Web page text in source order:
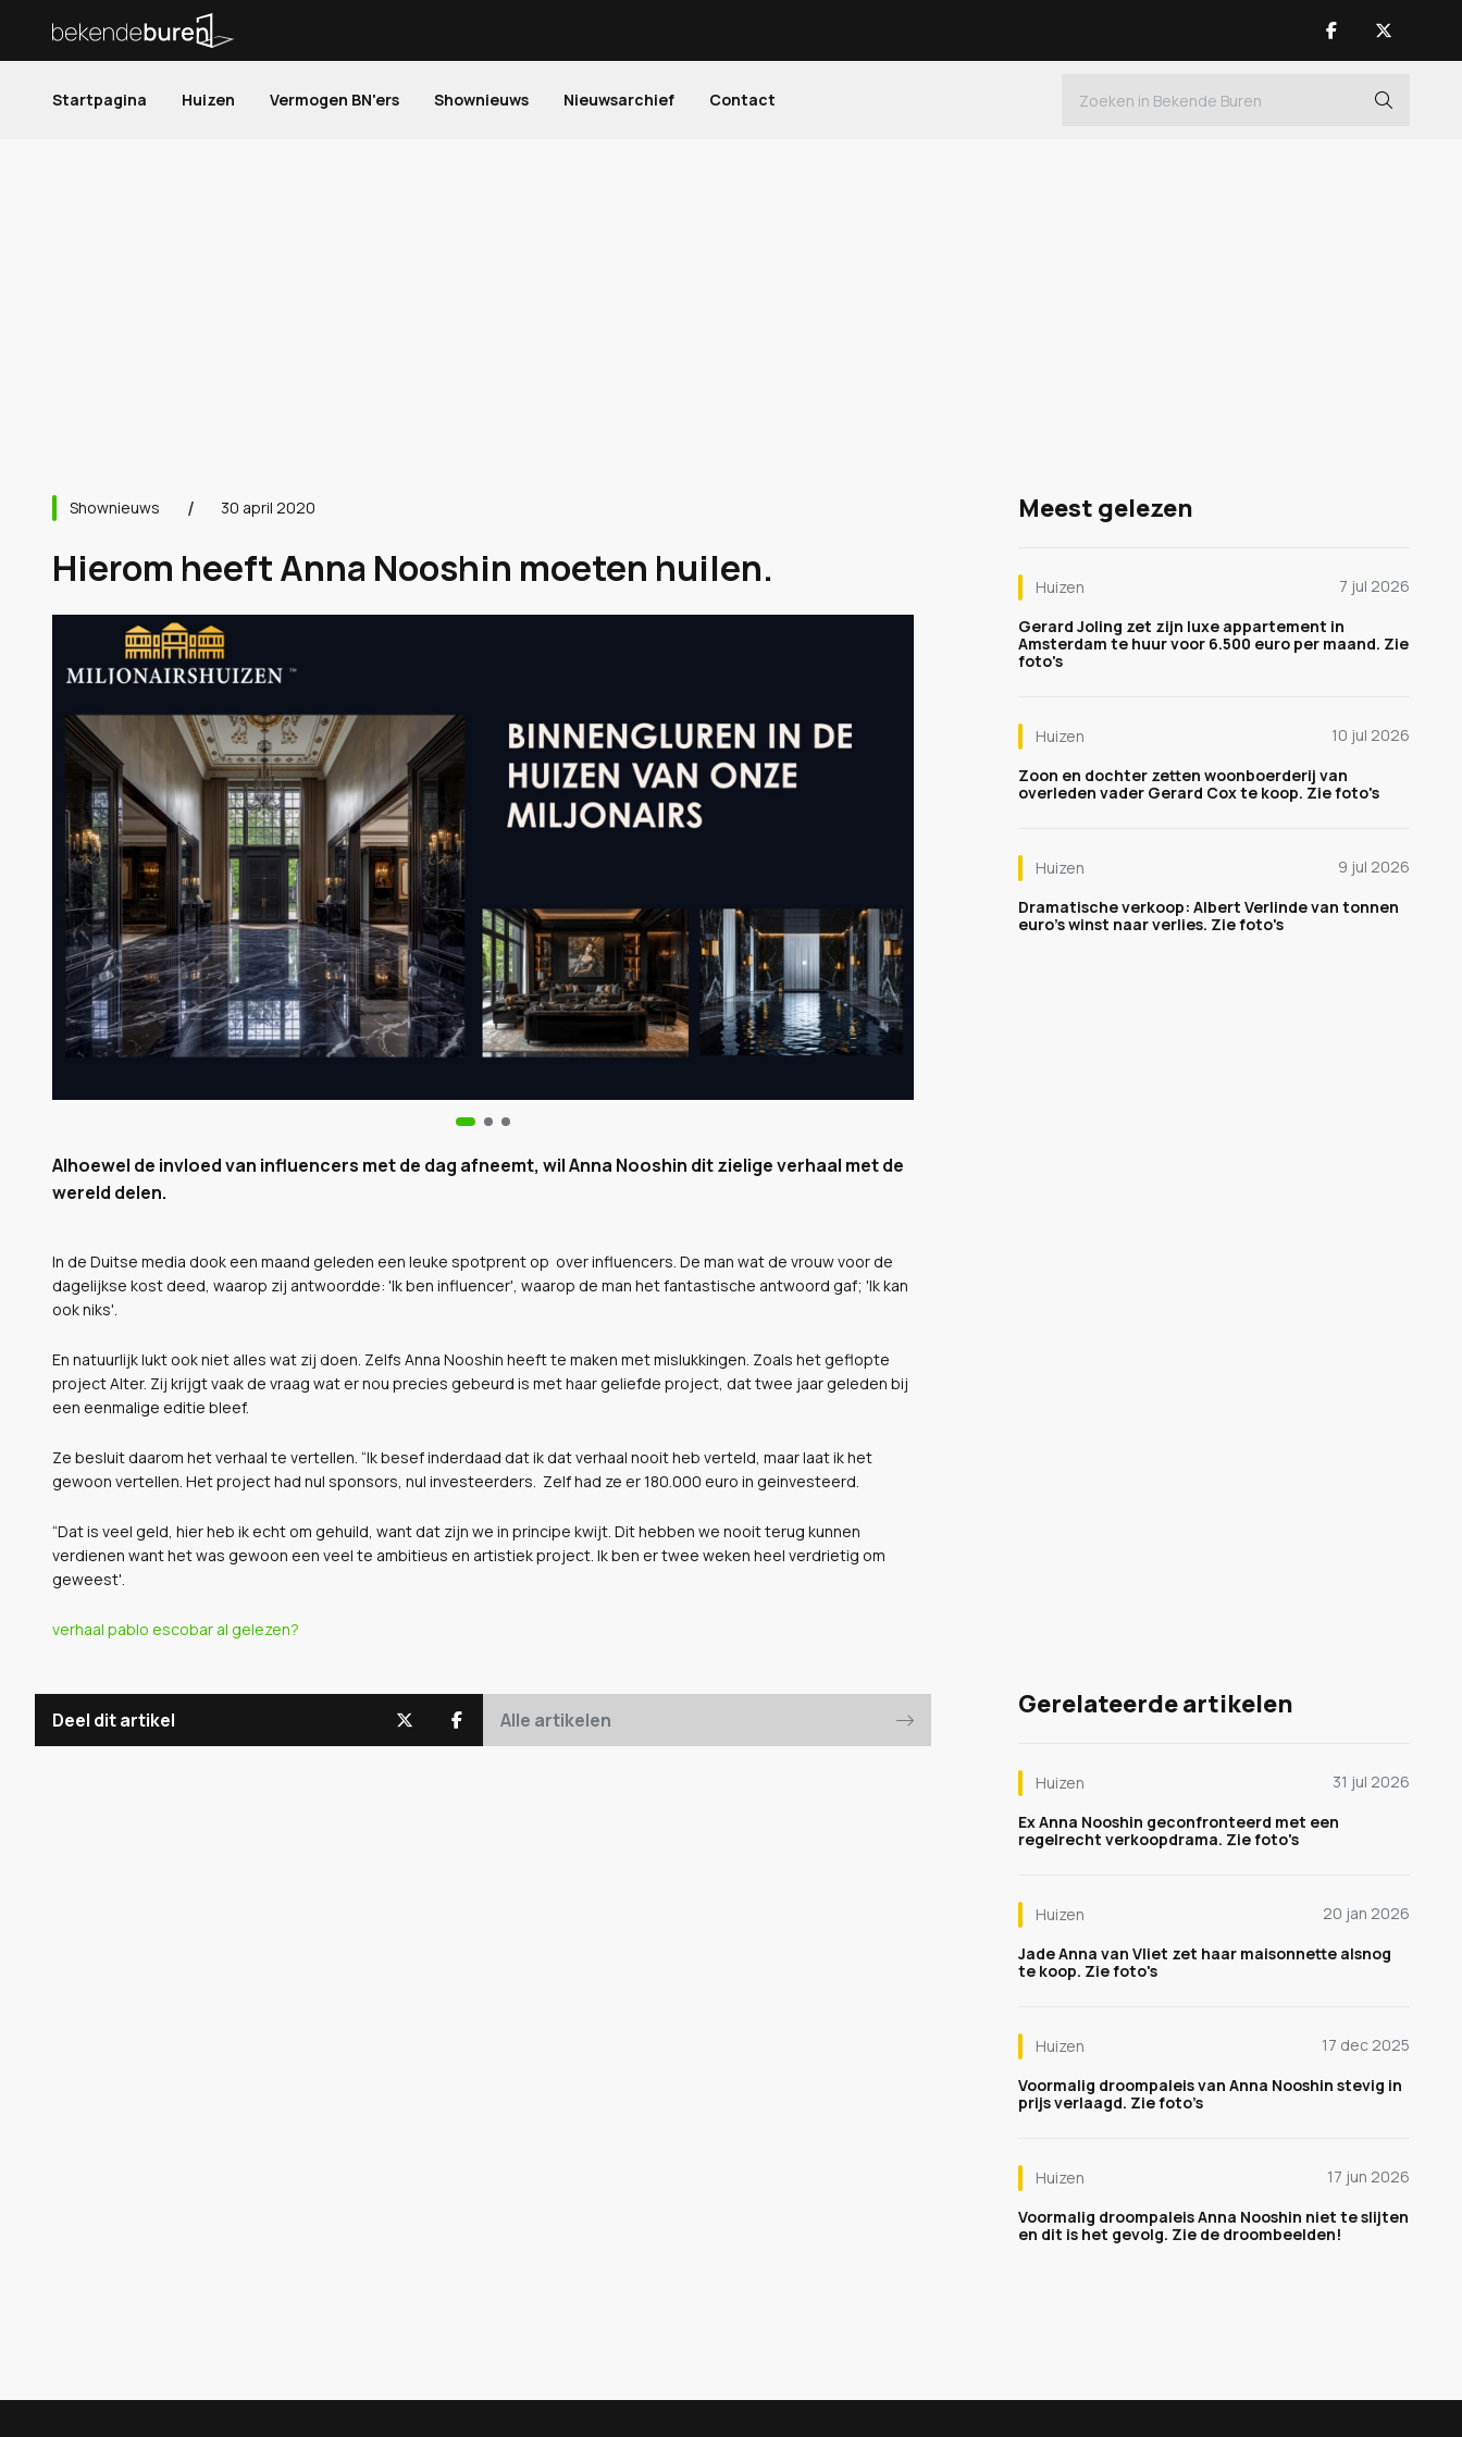
Startpagina Huizen Vermogen BN'ers Shownieuws Nieuwsarchief Contact
Shownieuws 30 april 2020
Hierom heeft Anna Nooshin moeten huilen.
Alhoewel de invloed van influencers met de dag afneemt, wil Anna Nooshin dit zielige verhaal met de
wereld delen.
In de Duitse media dook een maand geleden een leuke spotprent op over influencers. De man wat de vrouw voor de
dagelijkse kost deed, waarop zij antwoordde: 'Ik ben influencer', waarop de man het fantastische antwoord gaf; 'Ik kan
ook niks'.
En natuurlijk lukt ook niet alles wat zij doen. Zelfs Anna Nooshin heeft te maken met mislukkingen. Zoals het geflopte
project Alter. Zij krijgt vaak de vraag wat er nou precies gebeurd is met haar geliefde project, dat twee jaar geleden bij
een eenmalige editie bleef.
Ze besluit daarom het verhaal te vertellen. “Ik besef inderdaad dat ik dat verhaal nooit heb verteld, maar laat ik het
gewoon vertellen. Het project had nul sponsors, nul investeerders. Zelf had ze er 180.000 euro in geinvesteerd.
“Dat is veel geld, hier heb ik echt om gehuild, want dat zijn we in principe kwijt. Dit hebben we nooit terug kunnen
verdienen want het was gewoon een veel te ambitieus en artistiek project. Ik ben er twee weken heel verdrietig om
geweest'.
verhaal pablo escobar al gelezen?
Deel dit artikel Alle artikelen
Meest gelezen
Huizen
7 jul 2026
Gerard Joling zet zijn luxe appartement in
Amsterdam te huur voor 6.500 euro per maand. Zie
foto's
Huizen
10 jul 2026
Zoon en dochter zetten woonboerderij van
overleden vader Gerard Cox te koop. Zie foto's
Huizen
9 jul 2026
Dramatische verkoop: Albert Verlinde van tonnen
euro's winst naar verlies. Zie foto's
Gerelateerde artikelen
Huizen
31 jul 2026
Ex Anna Nooshin geconfronteerd met een
regelrecht verkoopdrama. Zie foto's
Huizen
20 jan 2026
Jade Anna van Vliet zet haar maisonnette alsnog
te koop. Zie foto's
Huizen
17 dec 2025
Voormalig droompaleis van Anna Nooshin stevig in
prijs verlaagd. Zie foto’s
Huizen
17 jun 2026
Voormalig droompaleis Anna Nooshin niet te slijten
en dit is het gevolg. Zie de droombeelden!